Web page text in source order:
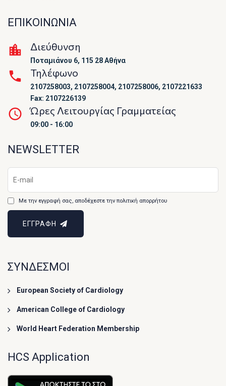
ΕΠΙΚΟΙΝΩΝΙΑ
Διεύθυνση
Ποταμιάνου 6, 115 28 Αθήνα
Τηλέφωνο
2107258003, 2107258004, 2107258006, 2107221633
Fax: 2107226139
Ώρες Λειτουργίας Γραμματείας
09:00 - 16:00
NEWSLETTER
Με την εγγραφή σας, αποδέχεστε την πολιτική απορρήτου
ΕΓΓΡΑΦΗ
ΣΥΝΔΕΣΜΟΙ
European Society of Cardiology
American College of Cardiology
World Heart Federation Membership
HCS Application